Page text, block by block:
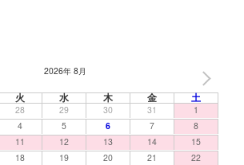
2026年 8月
火 水 木 金 土
28 29 30 31
1
4 5 6 7
8
11 12 13 14
15
18 19 20 21
22